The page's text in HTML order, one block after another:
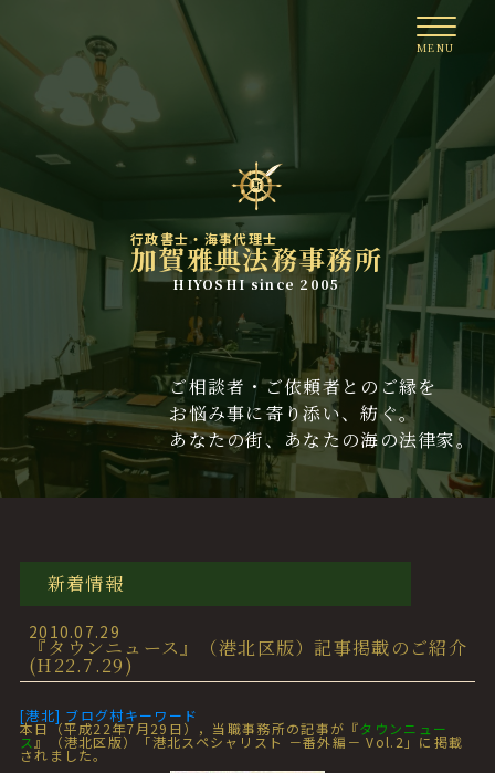
行政書士・海事代理士
加賀雅典法務事務所
HIYOSHI since 2005
ご相談者・ご依頼者とのご縁を
お悩み事に寄り添い、紡ぐ。
あなたの街、あなたの海の法律家。
新着情報
2010.07.29
『タウンニュース』（港北区版）記事掲載のご紹介
(H22.7.29)
[港北] ブログ村キーワード
本日（平成22年7月29日），当職事務所の記事が『タウンニュー
ス 』（港北区版）「港北スペシャリスト －番外編－ Vol.2」に掲載
されました。